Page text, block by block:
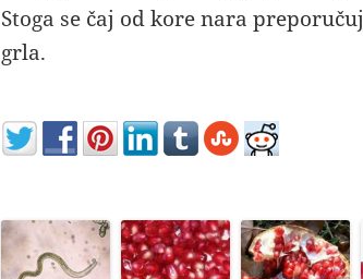
Stoga se čaj od kore nara
grla.